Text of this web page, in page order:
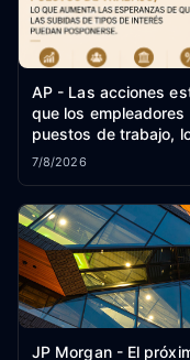
AP - Las acciones
que los
puestos de trabajo,
que las subidas de
7/8/2026
JP Morgan - El